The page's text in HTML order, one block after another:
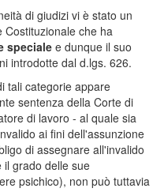
di giudizi vi è stato un
che ha
speciale e dunque il suo
introdotte dal d.lgs. 626.
tali categorie appare
sentenza della Corte di
di lavoro - al quale sia
ai fini dell'assunzione
di assegnare all'invalido
il grado delle sue
psichico), non può tuttavia